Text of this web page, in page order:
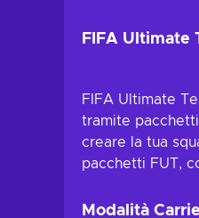
FIFA Ultimate
FIFA Ultimate
tramite
creare la tua
pacchetti FUT,
Modalità